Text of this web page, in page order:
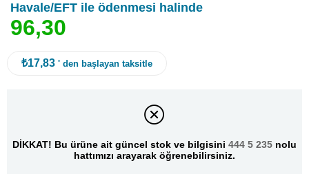
Havale/EFT ile ödenmesi halinde
96,30
₺17,83 ' den başlayan taksitle
DİKKAT! Bu ürüne ait güncel stok ve bilgisini 444 5 235 nolu
hattımızı arayarak öğrenebilirsiniz.